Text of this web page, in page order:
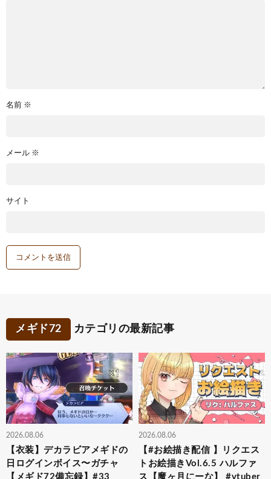
名前 ※
メール ※
サイト
メギド72 カテゴリの最新記事
2026.08.06
【衣装】デカラビアメギドの
日ログインボイス〜ガチャ
【メギド72備忘録】#33
2026.08.06
【#お絵描き配信 】リクエス
トお絵描きVol.6.5 ハルファ
ス【魔ヶ月にーな】 #vtuber